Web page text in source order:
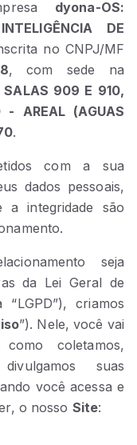
dyona-OS:
DE
no CNPJ/MF
, com sede na
SALAS 909 E 910,
AREAL (AGUAS
.
com a sua
dados pessoais,
a integridade são
seja
da Lei Geral de
criamos
”). Nele, você vai
coletamos,
suas
você acessa e
o nosso Site: